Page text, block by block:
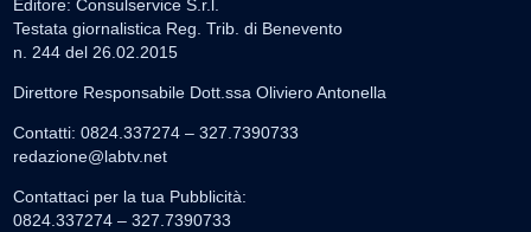
Editore: Consulservice S.r.l.
Testata giornalistica Reg. Trib. di Benevento
n. 244 del 26.02.2015
Direttore Responsabile Dott.ssa Oliviero Antonella
Contatti: 0824.337274 – 327.7390733
redazione@labtv.net
Contattaci per la tua Pubblicità:
0824.337274 – 327.7390733